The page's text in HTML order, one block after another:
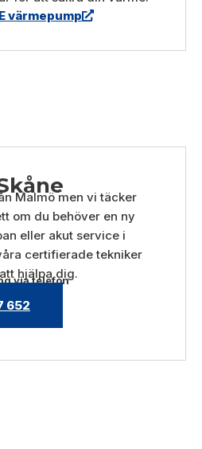
värmepump
Malmö men vi täcker
om du behöver en ny
eller akut service i
certifierade tekniker
hjälpa dig.
via telefon
652